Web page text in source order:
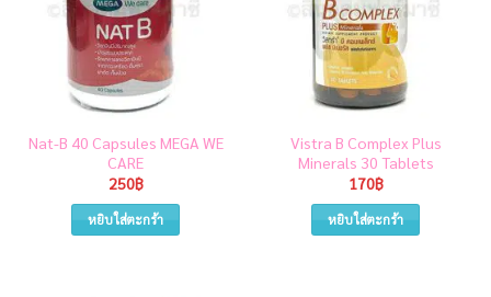
Nat-B 40 Capsules MEGA WE
CARE
250฿
หยิบใส่ตะกร้า
Vistra B Complex Plus
Minerals 30 Tablets
170฿
หยิบใส่ตะกร้า